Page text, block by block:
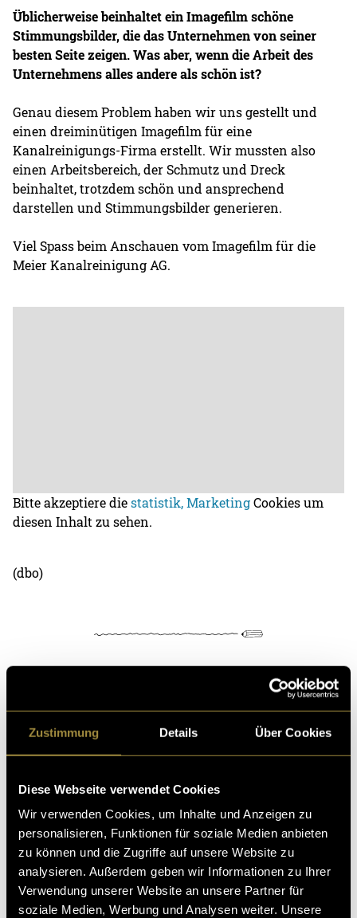
Zustimmung Details Über Cookies
Diese Webseite verwendet Cookies
Wir verwenden Cookies, um Inhalte und Anzeigen zu
personalisieren, Funktionen für soziale Medien anbieten
zu können und die Zugriffe auf unsere Website zu
analysieren. Außerdem geben wir Informationen zu Ihrer
Verwendung unserer Website an unsere Partner für
soziale Medien, Werbung und Analysen weiter. Unsere
Üblicherweise beinhaltet ein Imagefilm schöne
Stimmungsbilder, die das Unternehmen von seiner
besten Seite zeigen. Was aber, wenn die Arbeit des
Unternehmens alles andere als schön ist?
Genau diesem Problem haben wir uns gestellt und
einen dreiminütigen Imagefilm für eine
Kanalreinigungs-Firma erstellt. Wir mussten also
einen Arbeitsbereich, der Schmutz und Dreck
beinhaltet, trotzdem schön und ansprechend
darstellen und Stimmungsbilder generieren.
Viel Spass beim Anschauen vom Imagefilm für die
Meier Kanalreinigung AG.
Bitte akzeptiere diestatistik, MarketingCookies um
diesen Inhalt zu sehen.
(dbo)
Ähnliche Artikel